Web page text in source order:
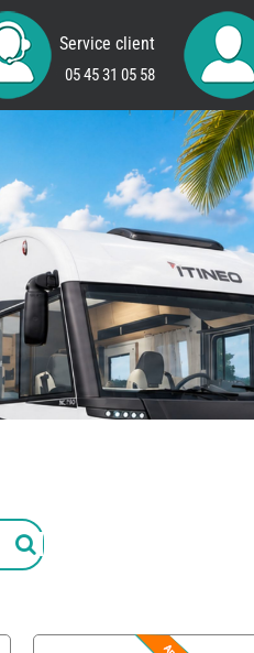
Service client
05 45 31 05 58